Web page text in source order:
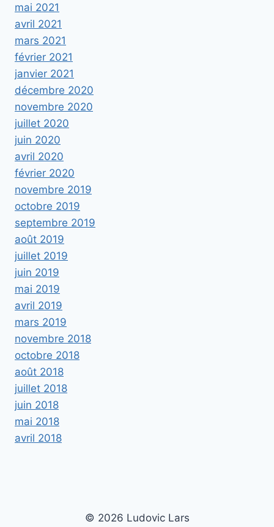
mai 2021
avril 2021
mars 2021
février 2021
janvier 2021
décembre 2020
novembre 2020
juillet 2020
juin 2020
avril 2020
février 2020
novembre 2019
octobre 2019
septembre 2019
août 2019
juillet 2019
juin 2019
mai 2019
avril 2019
mars 2019
novembre 2018
octobre 2018
août 2018
juillet 2018
juin 2018
mai 2018
avril 2018
© 2026 Ludovic Lars